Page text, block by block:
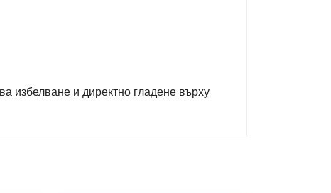
избелване и директно гладене върху